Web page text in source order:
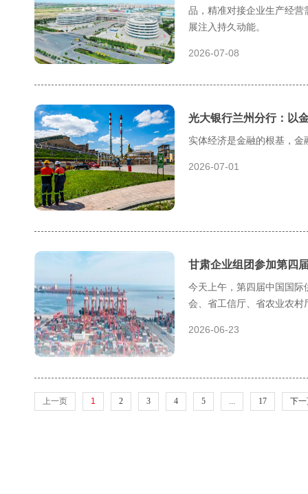
品，精准对接企业生产经
展注入持久动能。
2026-07-08
光大银行兰州分行：以
实体经济是金融的根基，
2026-07-01
甘肃企业组团参加第四
今天上午，第四届中国国
会、省工信厅、省农业农
2026-06-23
上一页 1 2 3 4 5 ... 17 下